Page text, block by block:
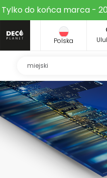
Tylko do końca marca -
Polska